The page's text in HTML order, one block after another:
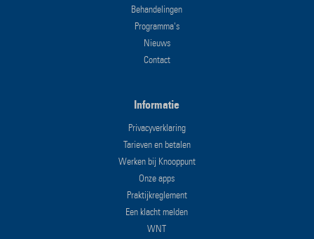
Behandelingen
Programma's
Nieuws
Contact
Informatie
Privacyverklaring
Tarieven en betalen
Werken bij Knooppunt
Onze apps
Praktijkreglement
Een klacht melden
WNT